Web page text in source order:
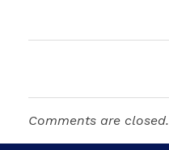
Comments are closed.